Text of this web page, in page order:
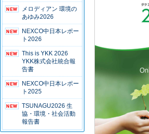
メロディアン 環境の
あゆみ2026
NEXCO中日本レポー
ト2026
This is YKK 2026
YKK株式会社統合報
告書
NEXCO中日本レポー
ト2025
TSUNAGU2026 生
協・環境・社会活動
報告書